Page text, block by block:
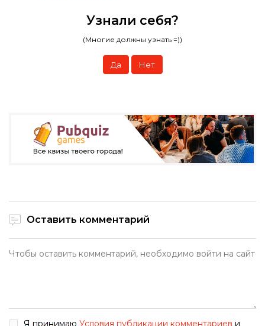
Узнали себя?
(Многие должны узнать =))
Да Нет
Оставить комментарий
Я принимаю Условия публикации комментариев и